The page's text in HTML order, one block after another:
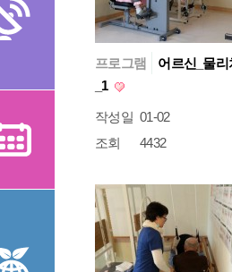
프로그램
어르신_물리
_1
작성일 01-02
조회
4432